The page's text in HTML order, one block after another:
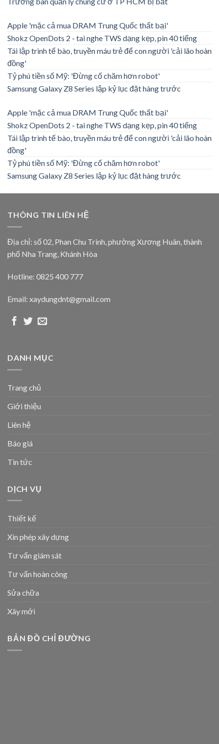
Apple 'mặc cả mua DRAM Trung Quốc thất bại'
Shokz OpenDots 2 - tai nghe TWS dạng kẹp, pin 40 tiếng
Tái lập trình tế bào, truyền máu trẻ để con người 'cải lão hoàn
đồng'
Tỷ phú tiền số Mỹ: 'Đừng cố chăm hơn robot'
Samsung Galaxy Z8 Series lập kỷ lục đặt hàng trước
Apple 'mặc cả mua DRAM Trung Quốc thất bại'
Shokz OpenDots 2 - tai nghe TWS dạng kẹp, pin 40 tiếng
Tái lập trình tế bào, truyền máu trẻ để con người 'cải lão hoàn
đồng'
Tỷ phú tiền số Mỹ: 'Đừng cố chăm hơn robot'
Samsung Galaxy Z8 Series lập kỷ lục đặt hàng trước
THÔNG TIN LIÊN HỆ
Địa chỉ: số 02, Phan Chu Trinh, phường Xương Huân, thành
phố Nha Trang, Khánh Hòa
Hotline: 0825 400 777
Email: xaydungdnt@gmail.com
DANH MỤC
Trang chủ
Giới thiệu
Liên hệ
Báo giá
Tin tức
DỊCH VỤ
Thiết kế
Xin phép xây dựng
Tư vấn giám sát
Tư vấn hoàn công
Sửa chữa
Xây mới
BẢN ĐỒ CHỈ ĐƯỜNG